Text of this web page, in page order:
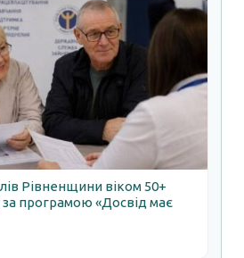
Рівненщини віком 50+
програмою «Досвід має